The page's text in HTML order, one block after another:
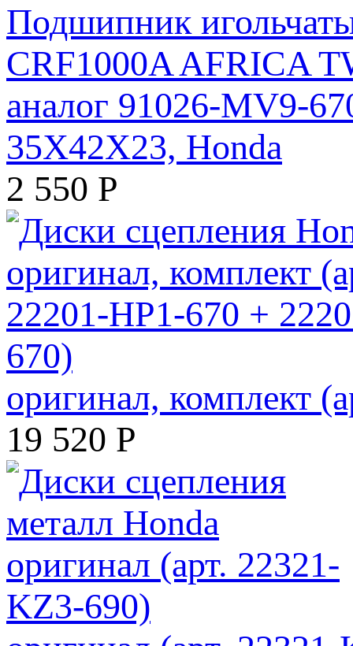
Подшипник
CRF1000A AFRICA
аналог 91026-MV9-
35X42X23, Honda
2 550 Р
оригинал, комплект
19 520 Р